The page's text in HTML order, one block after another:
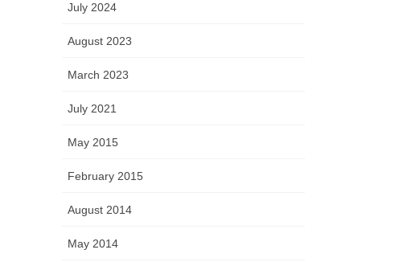
July 2024
August 2023
March 2023
July 2021
May 2015
February 2015
August 2014
May 2014